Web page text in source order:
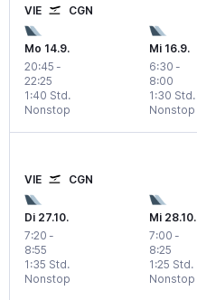
VIE CGN
Mo 14.9.
20:45 -
22:25
Nonstop
1:40 Std.
Mi 16.9.
6:30 -
8:00
Nonstop
1:30 Std.
VIE CGN
Di 27.10.
7:20 -
8:55
Nonstop
1:35 Std.
Mi 28.10.
7:00 -
8:25
Nonstop
1:25 Std.